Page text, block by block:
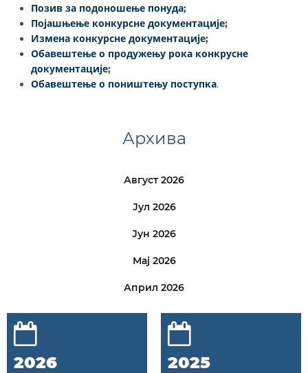
Позив за подоношење понуда;
Појашњење конкурсне документације;
Измена конкурсне документације;
Обавештење о продужењу рока конкрусне
документације;
Обавештење о поништењу поступка.
Архива
Август 2026
Јул 2026
Јун 2026
Мај 2026
Април 2026
2026 2025